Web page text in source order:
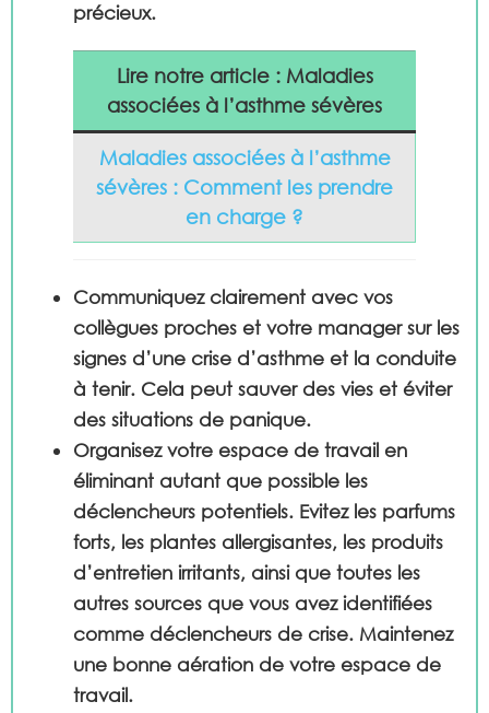
précieux.
Lire notre article : Maladies
associées à l’asthme sévères
Maladies associées à l’asthme
sévères : Comment les prendre
en charge ?
Communiquezclairement avec vos
collègues proches et votre manager sur les
signes d’une crise d’asthme et la conduite
à tenir. Cela peut sauver des vies et éviter
des situations de panique.
Organisezvotre espace de travail en
éliminant autant que possible les
déclencheurs potentiels. Evitez les parfums
forts, les plantes allergisantes, les produits
d’entretien irritants, ainsi que toutes les
autres sources que vous avez identifiées
comme déclencheurs de crise. Maintenez
une bonne aération de votre espace de
travail.